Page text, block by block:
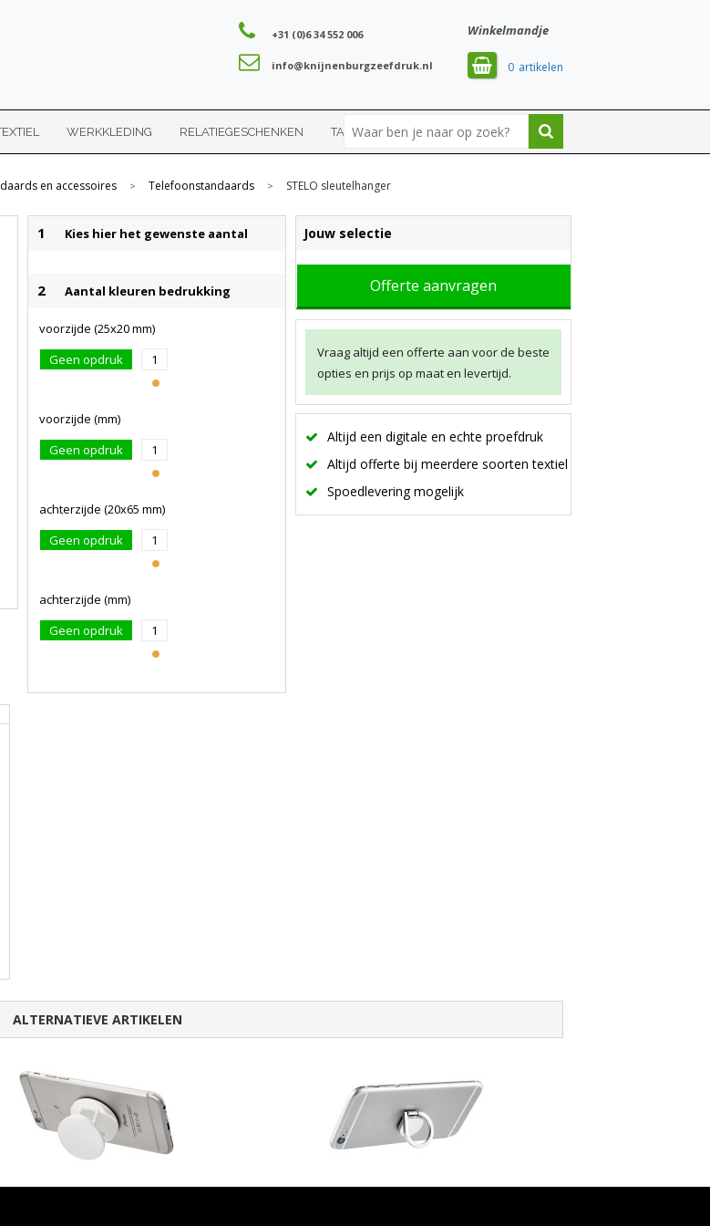
Winkelmandje
0
+31 (0)6 34 552 006
info@knijnenburgzeefdruk.nl
WERKKLEDING RELATIEGESCHENKEN TASSEN SPORT
en accessoires > Telefoonstandaards > STELO sleutelhanger
1 Kies hier het gewenste aantal
2 Aantal kleuren bedrukking
voorzijde (25x20 mm)
Geen opdruk
1
voorzijde (mm)
Geen opdruk
1
achterzijde (20x65 mm)
Geen opdruk
1
achterzijde (mm)
Geen opdruk
1
Jouw selectie
Offerte aanvragen
Vraag altijd een offerte aan voor de beste
opties en prijs op maat en levertijd.
Altijd een digitale en echte proefdruk
Altijd offerte bij meerdere soorten textiel
Spoedlevering mogelijk
ALTERNATIEVE ARTIKELEN